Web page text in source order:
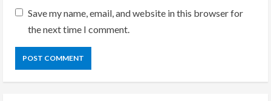
Save my name, email, and website in this browser for
the next time I comment.